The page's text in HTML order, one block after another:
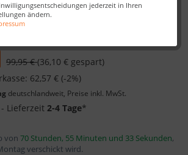
jederzeit in Ihren
ändern.
99,95 €(36,10 € gespart)
62,57 € (-2%)
deutschlandweit, Preise inkl. MwSt.
- Lieferzeit 2-4 Tage*
von 70 Stunden, 55 Minuten und 33 Sekunden,
verschickt wird.